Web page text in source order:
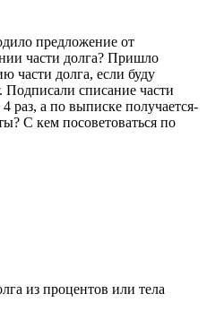
предложение от
части долга? Пришло
части долга, если буду
Подписали списание части
раз, а по выписке получается-
С кем посоветоваться по
из процентов или тела